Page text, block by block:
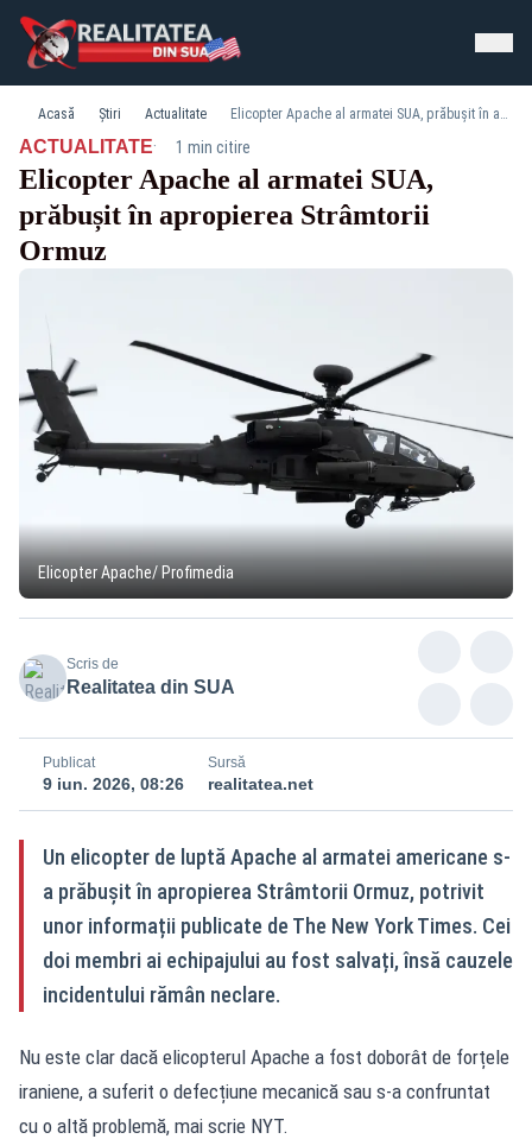
Acasă Știri Actualitate Elicopter Apache al armatei SUA, prăbușit în apropierea Strâmtorii Ormuz
ACTUALITATE· 1 min citire
Elicopter Apache al armatei SUA,
prăbușit în apropierea Strâmtorii
Ormuz
Elicopter Apache/ Profimedia
Scris de
Realitatea din SUA
Publicat
9 iun. 2026, 08:26
Sursă
realitatea.net
Un elicopter de luptă Apache al armatei americane s-
a prăbușit în apropierea Strâmtorii Ormuz, potrivit
unor informații publicate de The New York Times. Cei
doi membri ai echipajului au fost salvați, însă cauzele
incidentului rămân neclare.
Nu este clar dacă elicopterul Apache a fost doborât de forțele
iraniene, a suferit o defecțiune mecanică sau s-a confruntat
cu o altă problemă, mai scrie NYT.